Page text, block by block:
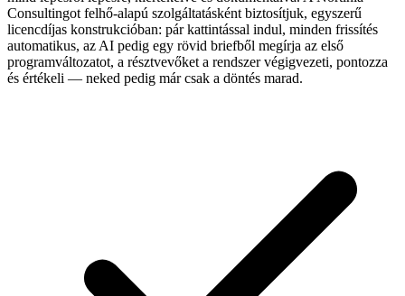
Consultingot felhő-alapú szolgáltatásként biztosítjuk, egyszerű
licencdíjas konstrukcióban: pár kattintással indul, minden frissítés
automatikus, az AI pedig egy rövid briefből megírja az első
programváltozatot, a résztvevőket a rendszer végigvezeti, pontozza
és értékeli — neked pedig már csak a döntés marad.